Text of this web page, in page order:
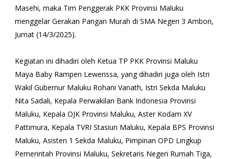
Masehi, maka Tim Penggerak PKK Provinsi Maluku
menggelar Gerakan Pangan Murah di SMA Negeri 3 Ambon,
Jumat (14/3/2025).
Kegiatan ini dihadiri oleh Ketua TP PKK Provinsi Maluku
Maya Baby Rampen Lewerissa, yang dihadiri juga oleh Istri
Wakil Gubernur Maluku Rohani Vanath, Istri Sekda Maluku
Nita Sadali, Kepala Perwakilan Bank Indonesia Provinsi
Maluku, Kepala OJK Provinsi Maluku, Aster Kodam XV
Pattimura, Kepala TVRI Stasiun Maluku, Kepala BPS Provinsi
Maluku, Asisten 1 Sekda Maluku, Pimpinan OPD Lingkup
Pemerintah Provinsi Maluku, Sekretaris Negeri Rumah Tiga,